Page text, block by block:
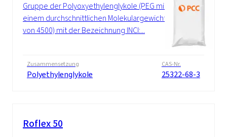
Gruppe der Polyoxyethylenglykole (PEG mit
einem durchschnittlichen Molekulargewicht
von 4500) mit der Bezeichnung INCI:...
Zusammensetzung
Polyethylenglykole
CAS-Nr.
25322-68-3
Roflex 50